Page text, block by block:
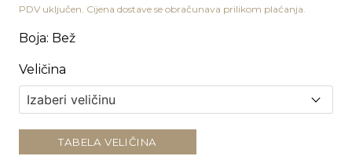
PDV uključen. Cijena dostave se obračunava prilikom plaćanja.
Boja: Bež
Veličina
TABELA VELIČINA